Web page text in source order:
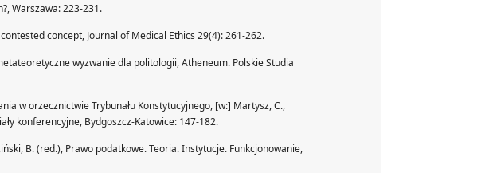
Warszawa: 223-231.
concept, Journal of Medical Ethics 29(4): 261-262.
wyzwanie dla politologii, Atheneum. Polskie Studia
w orzecznictwie Trybunału Konstytucyjnego, [w:] Martysz, C.,
konferencyjne, Bydgoszcz-Katowice: 147-182.
B. (red.), Prawo podatkowe. Teoria. Instytucje. Funkcjonowanie,